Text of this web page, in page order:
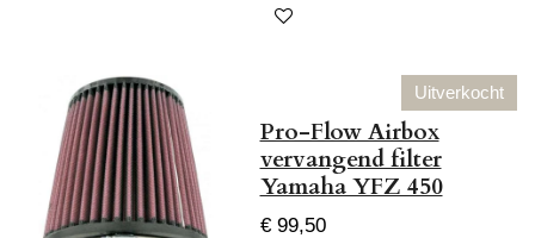
Uitverkocht
Pro-Flow Airbox
vervangend filter
Yamaha YFZ 450
€ 99,50